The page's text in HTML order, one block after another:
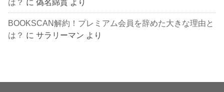
は？ に偽名綿貫 より
BOOKSCAN解約！プレミアム会員を辞めた大きな理由と
は？ にサラリーマン より